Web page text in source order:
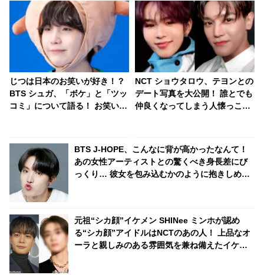
じつは日本のお笑いが好き！？
BTS シュガ、「ボケ」と「ツッ
コミ」について語る！ お笑いの
NCT ショウタロウ、テヨンとの
デート写真を大公開！ 誰とでも
仲良くなってしまう人懐っこい
BTS J-HOPE、こんなに背が高かったなんて！
あの女性アーティストとの驚くべき身長差にび
っくり… 彼女を包み込むかのように抱きしめる
元祖“シカ顔”イケメン SHINee ミンホが認め
る“シカ顔”アイドルはNCTのあの人！ 上品なオ
ーラと親しみのある雰囲気を兼ね備えたイケメ